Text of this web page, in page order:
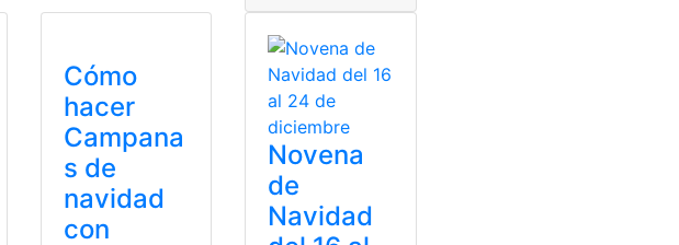
Cómo
hacer
Campana
s de
navidad
con
Novena
de
Navidad